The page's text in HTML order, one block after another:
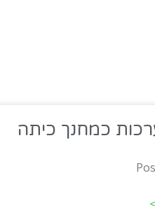
כמחנך כיתה